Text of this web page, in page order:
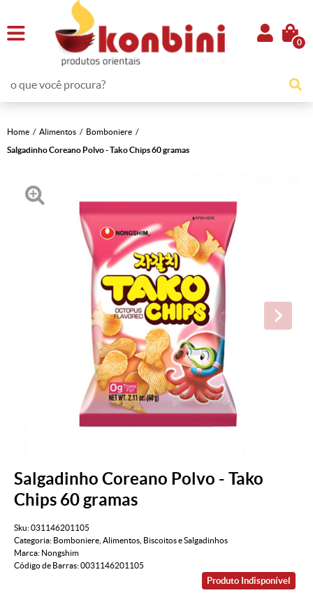
0
Home Alimentos
Bomboniere
Salgadinho Coreano Polvo - Tako Chips 60 gramas
Salgadinho Coreano Polvo - Tako
Chips 60 gramas
Sku:031146201105
Categoria: Bomboniere Alimentos Biscoitos e Salgadinhos
Marca: Nongshim
Código de Barras:0031146201105
Produto Indisponível